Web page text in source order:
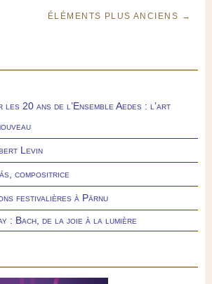
ÉLÉMENTS PLUS ANCIENS →
les 20 ans de l’Ensemble Aedes : l’art
Levin
compositrice
festivalières à Pärnu
: Bach, de la joie à la lumière